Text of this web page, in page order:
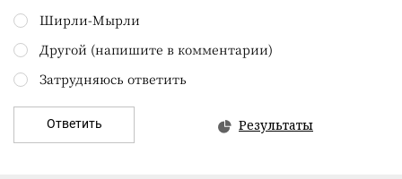
Ширли-Мырли
Другой (напишите в комментарии)
Затрудняюсь ответить
Ответить Результаты